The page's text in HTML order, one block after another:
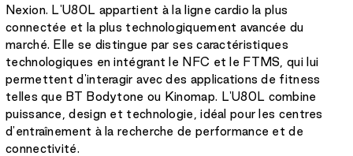
Nexion. L'U80L appartient à la ligne cardio la plus
connectée et la plus technologiquement avancée du
marché. Elle se distingue par ses caractéristiques
technologiques en intégrant le NFC et le FTMS, qui lui
permettent d'interagir avec des applications de fitness
telles que BT Bodytone ou Kinomap. L'U80L combine
puissance, design et technologie, idéal pour les centres
d'entraînement à la recherche de performance et de
connectivité.